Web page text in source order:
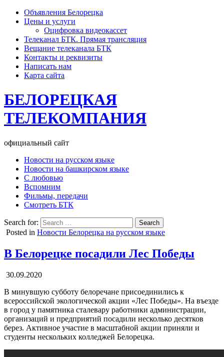
Объявления Белорецка
Цены и услуги
Оцифровка видеокассет
Телеканал БТК. Прямая трансляция
Вещание телеканала БТК
Контакты и реквизиты
Написать нам
Карта сайта
БЕЛОРЕЦКАЯ
ТЕЛЕКОМПАНИЯ
официальный сайт
Новости на русском языке
Новости на башкирском языке
С любовью
Вспомним
Фильмы, передачи
Смотреть БТК
Search for:
Posted in Новости Белорецка на русском языке
В Белорецке посадили Лес Победы
30.09.2020
В минувшую субботу белоречане присоединились к
всероссийской экологической акции «Лес Победы». На въезде
в город у памятника сталевару работники администрации,
организаций и предприятий посадили несколько десятков
берез. Активное участие в масштабной акции приняли и
студенты нескольких колледжей Белорецка.